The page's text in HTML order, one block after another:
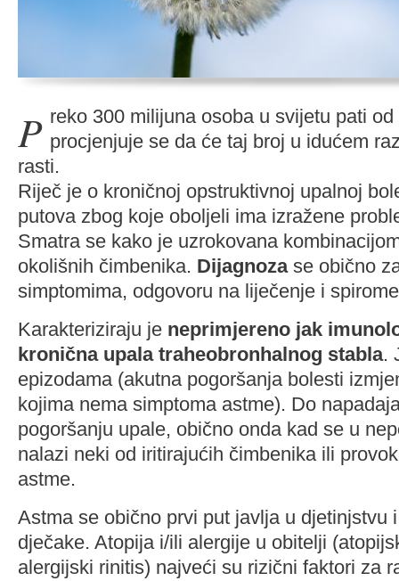
Preko 300 milijuna osoba u svijetu pati od astme, a procjenjuje se da će taj broj u idućem
rasti.
Riječ je o kroničnoj opstruktivnoj upalnoj
putova zbog koje oboljeli ima izražene
Smatra se kako je uzrokovana
okolišnih čimbenika. Dijagnozase obično
simptomima, odgovoru na liječenje i
Karakteriziraju je neprimjereno jak
kronična upala traheobronhalnog stabla.
epizodama (akutna pogoršanja bolesti
kojima nema simptoma astme). Do
pogoršanju upale, obično onda kad se u
nalazi neki od iritirajućih čimbenika ili
astme.
Astma se obično prvi put javlja u djetinjstvu
dječake. Atopija i/ili alergije u obitelji
alergijski rinitis) najveći su rizični faktori za